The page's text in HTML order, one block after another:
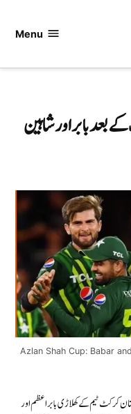
Menu
بابر اور شاہین
Azlan Shah Cup: Babar
کرکٹ ٹیم کے کھلاڑی بابر اعظم اور